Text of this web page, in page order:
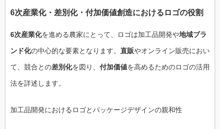
6次産業化・差別化・付加価値創造におけるロゴの役割
6次産業化を進める農家にとって、ロゴは加工品開発や地域ブラ
ンド化の中心的な要素となります。 直販やオンライン販売におい
て、競合との差別化を図り、 付加価値を高めるためのロゴの活用
法を詳述します。
加工品開発におけるロゴとパッケージデザインの親和性